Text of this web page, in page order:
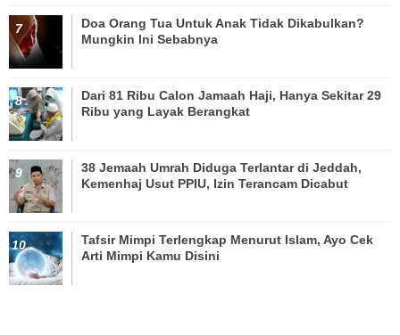
Doa Orang Tua Untuk Anak Tidak Dikabulkan?
Mungkin Ini Sebabnya
Dari 81 Ribu Calon Jamaah Haji, Hanya Sekitar 29
Ribu yang Layak Berangkat
38 Jemaah Umrah Diduga Terlantar di Jeddah,
Kemenhaj Usut PPIU, Izin Terancam Dicabut
Tafsir Mimpi Terlengkap Menurut Islam, Ayo Cek
Arti Mimpi Kamu Disini